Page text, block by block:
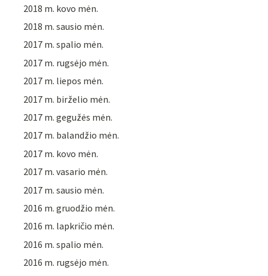
2018 m. kovo mėn.
2018 m. sausio mėn.
2017 m. spalio mėn.
2017 m. rugsėjo mėn.
2017 m. liepos mėn.
2017 m. birželio mėn.
2017 m. gegužės mėn.
2017 m. balandžio mėn.
2017 m. kovo mėn.
2017 m. vasario mėn.
2017 m. sausio mėn.
2016 m. gruodžio mėn.
2016 m. lapkričio mėn.
2016 m. spalio mėn.
2016 m. rugsėjo mėn.